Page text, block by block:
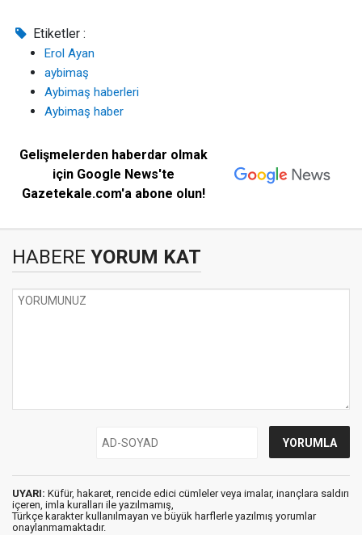
Etiketler :
Erol Ayan
aybimaş
Aybimaş haberleri
Aybimaş haber
Gelişmelerden haberdar olmak
için Google News'te
Gazetekale.com'a abone olun!
HABERE YORUM KAT
UYARI: Küfür, hakaret, rencide edici cümleler veya imalar, inançlara saldırı
içeren, imla kuralları ile yazılmamış,
Türkçe karakter kullanılmayan ve büyük harflerle yazılmış yorumlar
onaylanmamaktadır.